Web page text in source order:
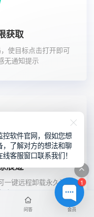
获取
使目标点击打开即可
无通知提示
痕迹
键远程卸载永久清
痕。
问答 会员
1
软件官网，假如您想
了解对方的想法和聊
客服窗口联系我们！